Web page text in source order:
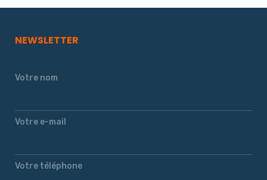
NEWSLETTER
Votre nom
Votre e-mail
Votre téléphone